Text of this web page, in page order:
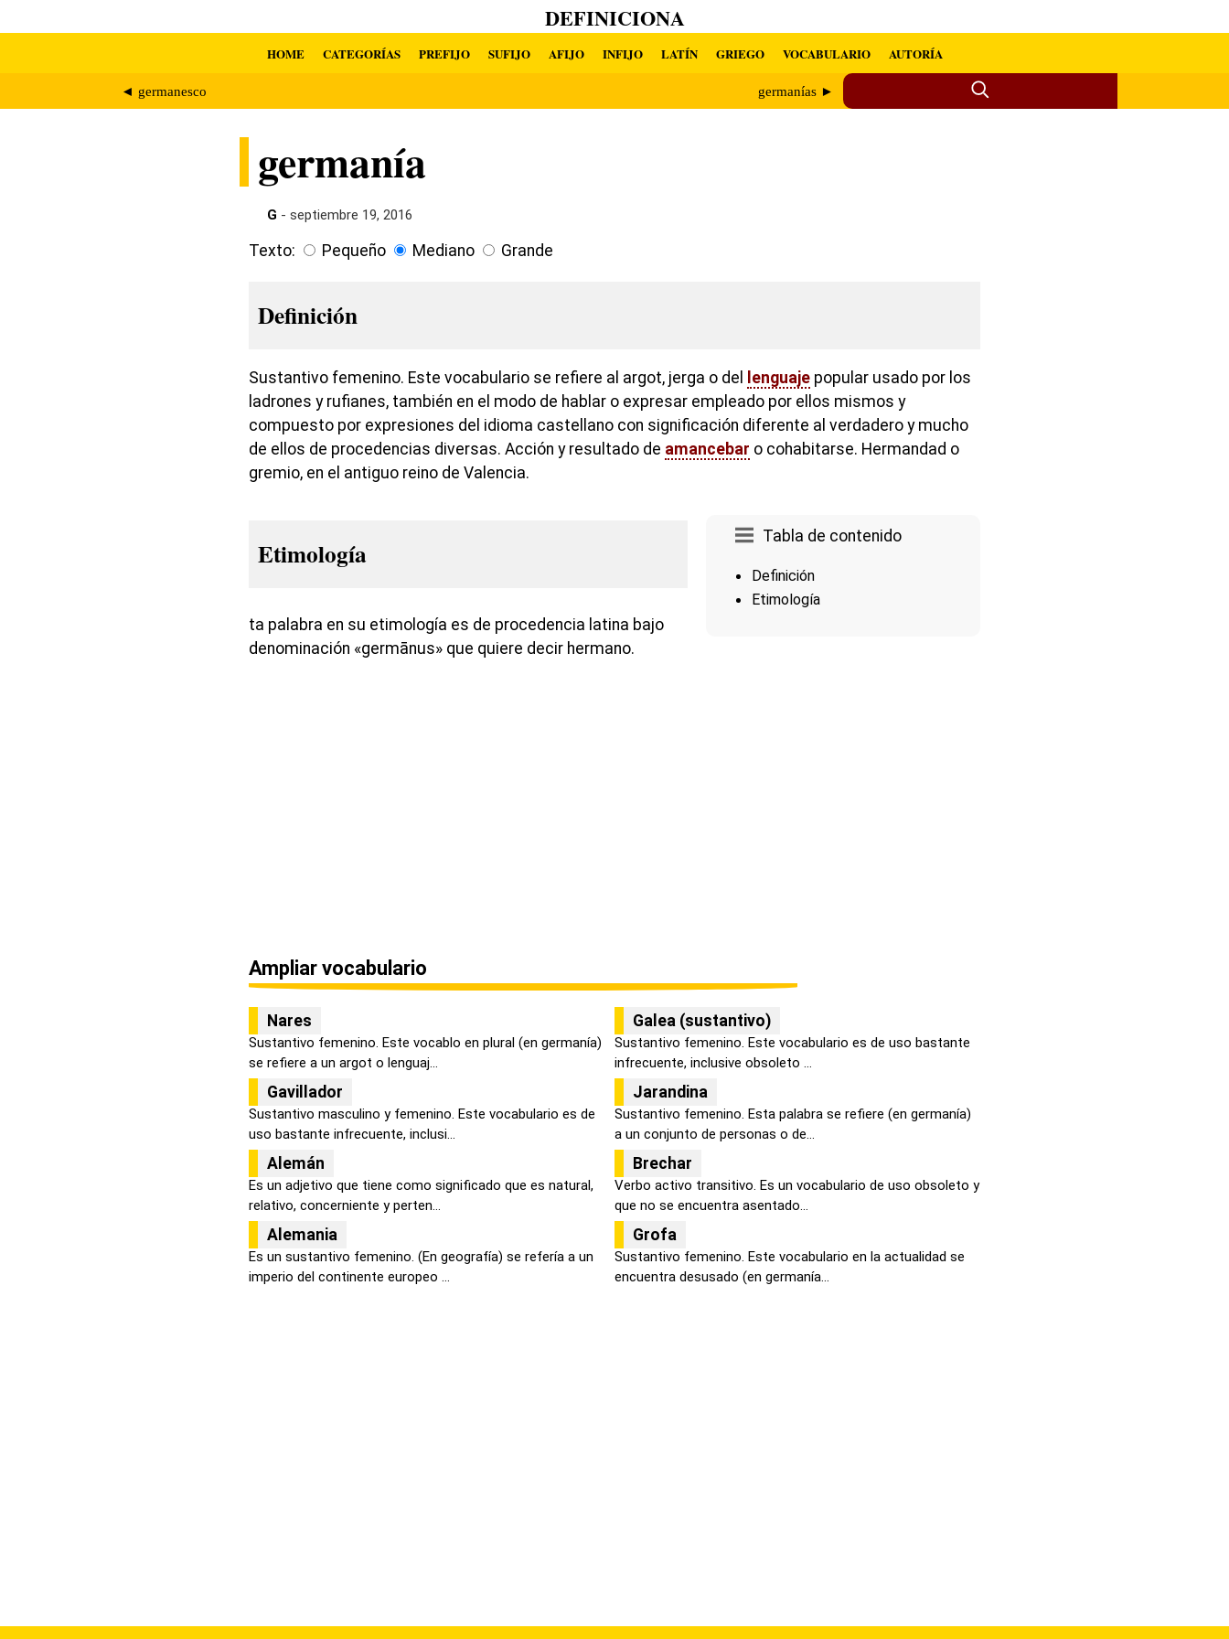
DEFINICIONA
HOME CATEGORÍAS PREFIJO SUFIJO AFIJO INFIJO LATÍN GRIEGO VOCABULARIO AUTORÍA
◄ germanesco germanías ►
germanía
G - septiembre 19, 2016
Texto: Pequeño Mediano Grande
Definición
Sustantivo femenino. Este vocabulario se refiere al argot, jerga o del lenguaje popular usado por los
ladrones y rufianes, también en el modo de hablar o expresar empleado por ellos mismos y
compuesto por expresiones del idioma castellano con significación diferente al verdadero y mucho
de ellos de procedencias diversas. Acción y resultado de amancebar o cohabitarse. Hermandad o
gremio, en el antiguo reino de Valencia.
Tabla de contenido
Definición
Etimología
Etimología
ta palabra en su etimología es de procedencia latina bajo
denominación «germānus» que quiere decir hermano.
Ampliar vocabulario
Nares
Sustantivo femenino. Este vocablo en plural (en germanía)
se refiere a un argot o lenguaj...
Galea (sustantivo)
Sustantivo femenino. Este vocabulario es de uso bastante
infrecuente, inclusive obsoleto ...
Gavillador
Sustantivo masculino y femenino. Este vocabulario es de
uso bastante infrecuente, inclusi...
Jarandina
Sustantivo femenino. Esta palabra se refiere (en germanía)
a un conjunto de personas o de...
Alemán
Es un adjetivo que tiene como significado que es natural,
relativo, concerniente y perten...
Brechar
Verbo activo transitivo. Es un vocabulario de uso obsoleto y
que no se encuentra asentado...
Alemania
Es un sustantivo femenino. (En geografía) se refería a un
imperio del continente europeo ...
Grofa
Sustantivo femenino. Este vocabulario en la actualidad se
encuentra desusado (en germanía...